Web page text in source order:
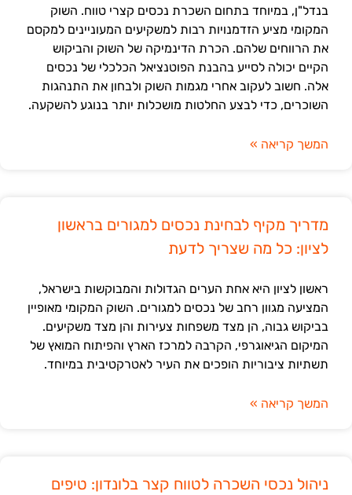
בנדל"ן, במיוחד בתחום השכרת נכסים קצרי טווח. השוק
המקומי מציע הזדמנויות רבות למשקיעים המעוניינים למקסם
את הרווחים שלהם. הכרת הדינמיקה של השוק והביקוש
הקיים יכולה לסייע בהבנת הפוטנציאל הכלכלי של נכסים
אלה. חשוב לעקוב אחרי מגמות השוק ולבחון את התנהגות
השוכרים, כדי לבצע החלטות מושכלות יותר בנוגע להשקעה.
המשך קריאה »
מדריך מקיף לבחינת נכסים למגורים בראשון
לציון: כל מה שצריך לדעת
ראשון לציון היא אחת הערים הגדולות והמבוקשות בישראל,
המציעה מגוון רחב של נכסים למגורים. השוק המקומי מאופיין
בביקוש גבוה, הן מצד משפחות צעירות והן מצד משקיעים.
המיקום הגיאוגרפי, הקרבה למרכז הארץ והפיתוח המואץ של
תשתיות ציבוריות הופכים את העיר לאטרקטיבית במיוחד.
המשך קריאה »
ניהול נכסי השכרה לטווח קצר בלונדון: טיפים